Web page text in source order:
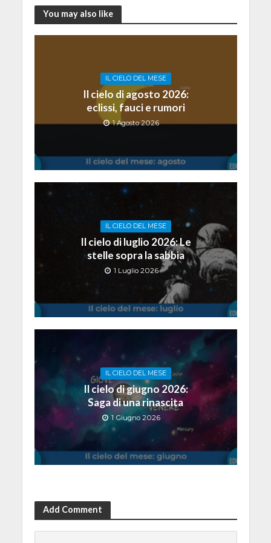
You may also like
IL CIELO DEL MESE
Il cielo di agosto 2026:
eclissi, fauci e rumori
1 Agosto 2026
IL CIELO DEL MESE
Il cielo di luglio 2026: Le
stelle sopra la sabbia
1 Luglio 2026
IL CIELO DEL MESE
Il cielo di giugno 2026:
Saga di una rinascita
1 Giugno 2026
Add Comment